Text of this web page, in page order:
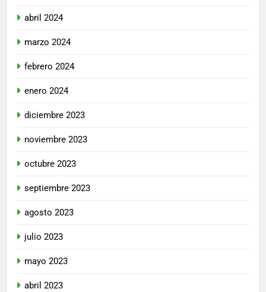
abril 2024
marzo 2024
febrero 2024
enero 2024
diciembre 2023
noviembre 2023
octubre 2023
septiembre 2023
agosto 2023
julio 2023
mayo 2023
abril 2023